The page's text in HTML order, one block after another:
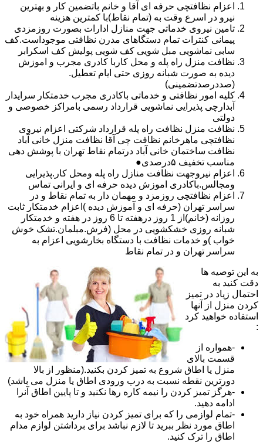
اعزام نظافتچی حرفه ای آقا و خانم باتضمین کار و بهترین
نیرو در اسرع وقت به (تمام نقاط)با کمترین هزینه
تامین نیروی خدماتی جهت منازل ادارات بصورت روزمزدی
پیمانی کنترات تمام دستگاهای مدرن نظافتی موجوداست.کف
سابی نماشویی مبل شویی کف شویی پولیش کف اسکرابر
نظافت منزل راه پله و محل کاربا کادری مجرب و اموزش
دیده به صورت شبانه روزی حتی ایام تعطیل.
(صددرصدتضمینی)
کلیه امور نظافتی و خدماتی باکادری مجرب خدمتکار سرایدار
آبدارچی پذیرایی نماشویی قرارداد رسمی بامراکز خصوصی و
دولتی
نظافت منزل نظافت راه پله قرارداد شرکتی اعزام نیروی
نظافتچی ماهرخانم نظافت چی آقا نظافت منزل خانی آباد
نظافت ساختمان خانی آباد درتمام نقاط تهران با پوشش دهی
مناسب تخفیف ۵درصدی●
اعزام نیروجهت نظافت منازل راه پله ومحل کار.پذیرایی
ومجالس.باکادری اموزش دیده حرفه ای و ایرانی تماس
اعزام نظافتچی روزمزد و مهمان دار به تمام نقاط و در
سراسر تهران (حرفه ای و آموزش دیده )اعزام خدمتکار ثابت
روزانه (خانم)از 1 روز درهفته تا 6 روز در هفته و خدمتکار
شبانه روزی خشکشویی در محل (فرش.مبلمان.تشک خوش
خواب )و خدمات نظافت با دستگاه بخارشویی اعزام به
سراسر تهران و در تمام نقاط
به این توصیه ها
دقت کنید به
احتمال زیاد در تمیز
کردن منزل از آنها
استفاده خواهید کرد
:
-همواره از
قسمت بالای
منزل یا اطاق شروع به تمیز کردن بکنید.(منظور از بالا
دورترین نقطه نسبت به درب ورودی اطاق یا منزل می باشد)
-هرگز تمیز کردن را نیمه کاره رها نکنید و تا پایین اطاق آنرا
ادامه دهید.
-تمام لوازمی را که برای تمیز کردن نیاز دارید همراه خود به
اطاق مورد نظر ببرید تا لازم نباشد برای برداشتن لوازم مدام
اطاق را ترک کنید.